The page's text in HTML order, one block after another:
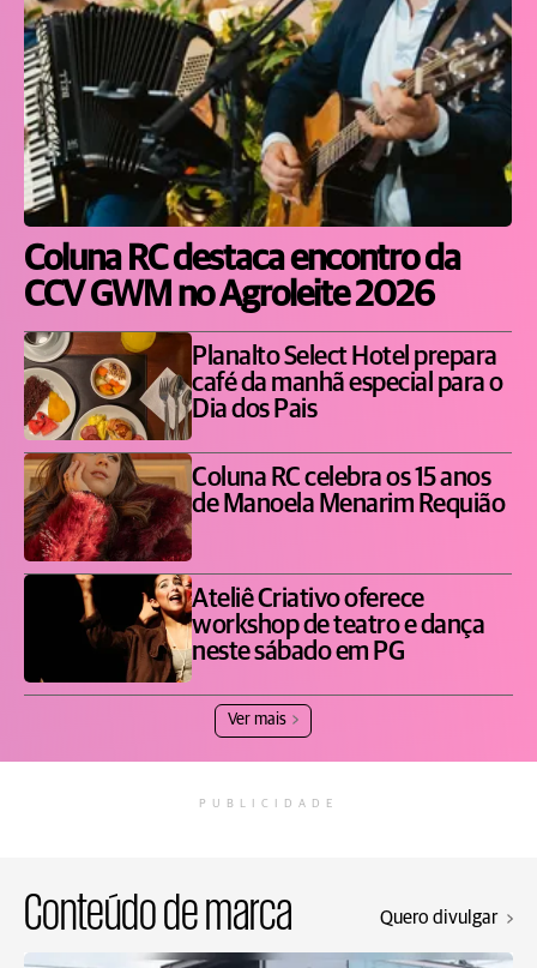
Coluna RC destaca encontro da
CCV GWM no Agroleite 2026
Planalto Select Hotel prepara
café da manhã especial para o
Dia dos Pais
Coluna RC celebra os 15 anos
de Manoela Menarim Requião
Ateliê Criativo oferece
workshop de teatro e dança
neste sábado em PG
Ver mais
PUBLICIDADE
Conteúdo de marca Quero divulgar